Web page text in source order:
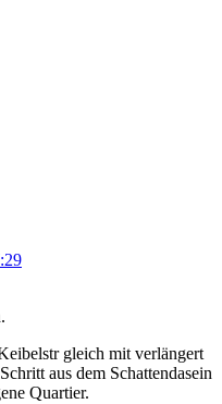
gleich mit verlängert
aus dem Schattendasein
Quartier.